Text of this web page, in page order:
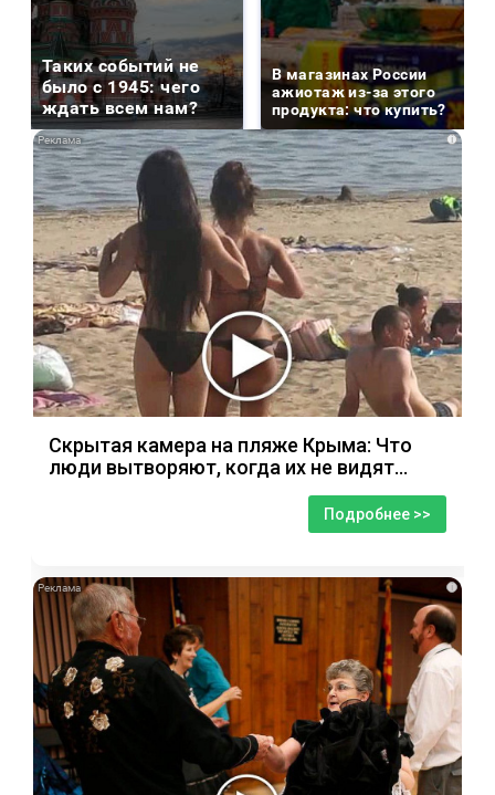
Таких событий не
было с 1945: чего
ждать всем нам?
В магазинах России
ажиотаж из-за этого
продукта: что купить?
i
Скрытая камера на пляже Крыма: Что
люди вытворяют, когда их не видят...
Подробнее >>
i